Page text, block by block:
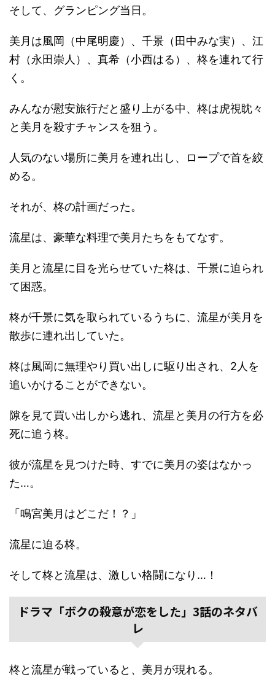
そして、グランピング当日。
美月は風岡（中尾明慶）、千景（田中みな実）、江
村（永田崇人）、真希（小西はる）、柊を連れて行
く。
みんなが慰安旅行だと盛り上がる中、柊は虎視眈々
と美月を殺すチャンスを狙う。
人気のない場所に美月を連れ出し、ロープで首を絞
める。
それが、柊の計画だった。
流星は、豪華な料理で美月たちをもてなす。
美月と流星に目を光らせていた柊は、千景に迫られ
て困惑。
柊が千景に気を取られているうちに、流星が美月を
散歩に連れ出していた。
柊は風岡に無理やり買い出しに駆り出され、2人を
追いかけることができない。
隙を見て買い出しから逃れ、流星と美月の行方を必
死に追う柊。
彼が流星を見つけた時、すでに美月の姿はなかっ
た…。
「鳴宮美月はどこだ！？」
流星に迫る柊。
そして柊と流星は、激しい格闘になり…！
ドラマ「ボクの殺意が恋をした」3話のネタバ
レ
柊と流星が戦っていると、美月が現れる。